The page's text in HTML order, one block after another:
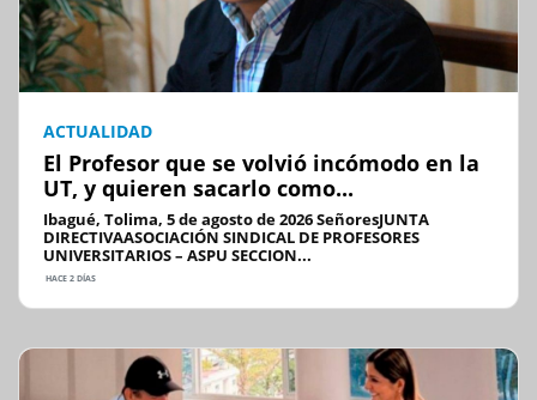
ACTUALIDAD
El Profesor que se volvió incómodo en la
UT, y quieren sacarlo como...
Ibagué, Tolima, 5 de agosto de 2026 SeñoresJUNTA
DIRECTIVAASOCIACIÓN SINDICAL DE PROFESORES
UNIVERSITARIOS – ASPU SECCION...
HACE 2 DÍAS